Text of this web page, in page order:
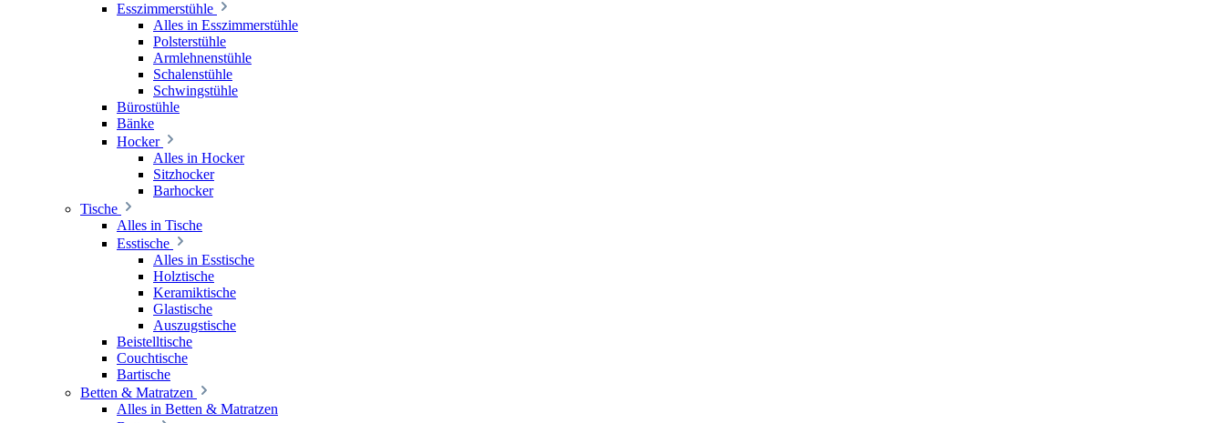
Esszimmerstühle
Alles in Esszimmerstühle
Polsterstühle
Armlehnenstühle
Schalenstühle
Schwingstühle
Bürostühle
Bänke
Hocker
Alles in Hocker
Sitzhocker
Barhocker
Tische
Alles in Tische
Esstische
Alles in Esstische
Holztische
Keramiktische
Glastische
Auszugstische
Beistelltische
Couchtische
Bartische
Betten & Matratzen
Alles in Betten & Matratzen